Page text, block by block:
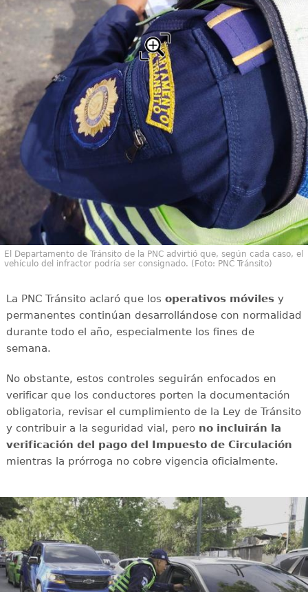
El Departamento de Tránsito de la PNC advirtió que, según cada caso, el
vehículo del infractor podría ser consignado. (Foto: PNC Tránsito)
La PNC Tránsito aclaró que los operativos móvilesy
permanentes continúan desarrollándose con normalidad
durante todo el año, especialmente los fines de
semana.
No obstante, estos controles seguirán enfocados en
verificar que los conductores porten la documentación
obligatoria, revisar el cumplimiento de la Ley de Tránsito
y contribuir a la seguridad vial, pero no incluirán la
verificación del pago del Impuesto de Circulación
mientras la prórroga no cobre vigencia oficialmente.